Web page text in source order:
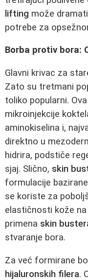
lifting može
potrebe za
Borba protiv bora:
Glavni krivac za
Zato su tretmani
toliko popularni.
mikroinjekcije
aminokiselina i,
direktno u
hidrira, podstiče
sjaj. Slično, skin
formulacije
se koriste za
elastičnosti kože
primena skin
stvaranje bora.
Za već formirane
hijaluronskih filera.